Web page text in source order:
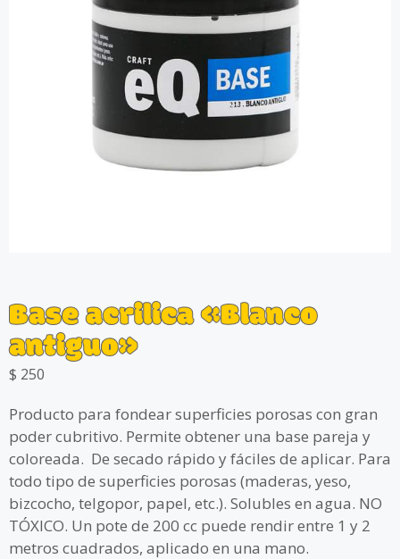
Base acrilica «Blanco
antiguo»
$ 250
Producto para fondear superficies porosas con gran
poder cubritivo. Permite obtener una base pareja y
coloreada. De secado rápido y fáciles de aplicar. Para
todo tipo de superficies porosas (maderas, yeso,
bizcocho, telgopor, papel, etc.). Solubles en agua. NO
TÓXICO. Un pote de 200 cc puede rendir entre 1 y 2
metros cuadrados, aplicado en una mano.